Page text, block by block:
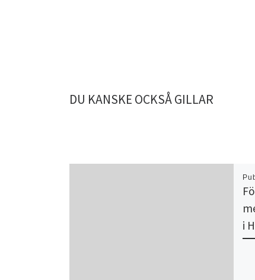
DU KANSKE OCKSÅ GILLAR
i